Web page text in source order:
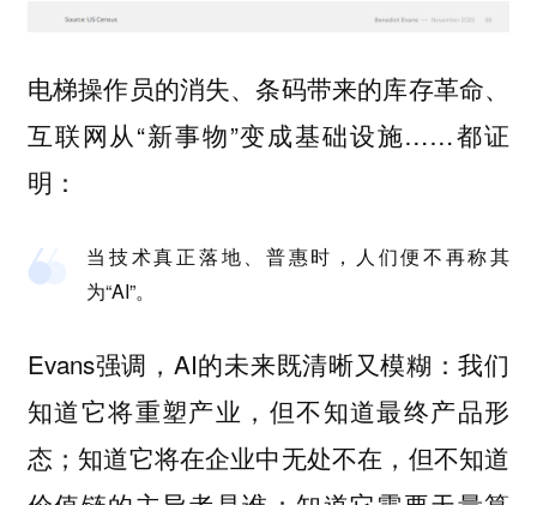
电梯操作员的消失、条码带来的库存革命、
互联网从“新事物”变成基础设施……都证
明：
当技术真正落地、普惠时，人们便不再称其
为“AI”。
Evans强调，AI的未来既清晰又模糊：我们
知道它将重塑产业，但不知道最终产品形
态；知道它将在企业中无处不在，但不知道